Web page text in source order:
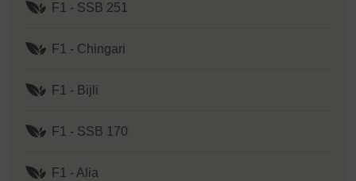
F1 - SSB 251
F1 - Chingari
F1 - Bijli
F1 - SSB 170
F1 - Alia